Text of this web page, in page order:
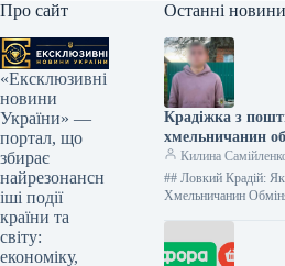
Про сайт
«Ексклюзивні
новини
України» —
портал, що
збирає
найрезонансн
іші події
країни та
світу:
економіку,
Останні новини
Крадіжка з
хмельничанин
смартфон на
ломбарді
Килина
## Ловкий Крадій:
Хмельничанин
Хмельниччині, що…